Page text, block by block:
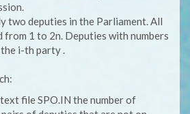
two deputies in the Parliament. All
from 1 to 2n. Deputies with numbers
i-th party .
file SPO.IN the number of